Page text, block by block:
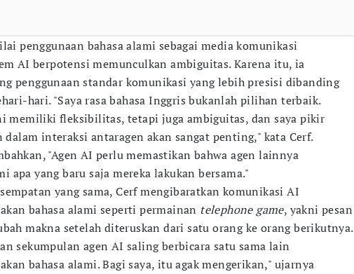
penggunaan bahasa alami sebagai media komunikasi
AI berpotensi memunculkan ambiguitas. Karena itu, ia
penggunaan standar komunikasi yang lebih presisi dibanding
hari. "Saya rasa bahasa Inggris bukanlah pilihan terbaik.
memiliki fleksibilitas, tetapi juga ambiguitas, dan saya pikir
interaksi antaragen akan sangat penting," kata Cerf.
"Agen AI perlu memastikan bahwa agen lainnya
apa yang baru saja mereka lakukan bersama."
yang sama, Cerf mengibaratkan komunikasi AI
bahasa alami seperti permainan telephone game, yakni pesan
makna setelah diteruskan dari satu orang ke orang berikutnya.
sekumpulan agen AI saling berbicara satu sama lain
bahasa alami. Bagi saya, itu agak mengerikan," ujarnya